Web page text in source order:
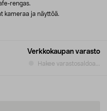
Verkkokaupan varasto
Hakee varastosaldoa...
rengas.
kameraa ja näyttöä.